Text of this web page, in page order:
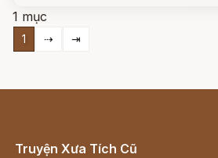
1 mục
1 ⇢ ⇥
Truyện Xưa Tích Cũ